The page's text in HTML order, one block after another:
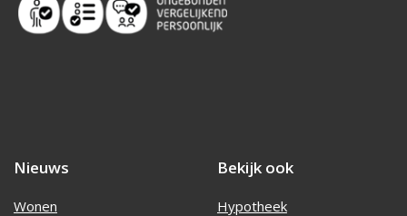
Nieuws
Wonen
Bekijk ook
Hypotheek